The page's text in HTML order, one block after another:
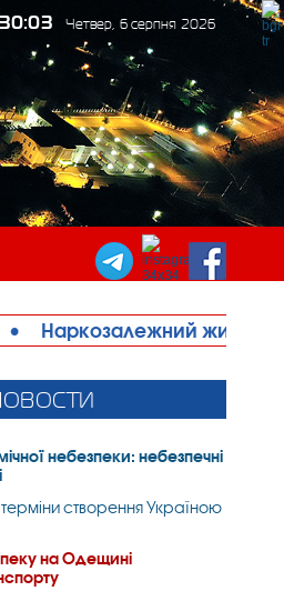
Четвер, 6 серпня 2026
житель Ізмаїла
небезпеки: небезпечні
створення Україною
на Одещині